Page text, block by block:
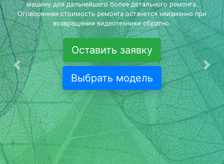
машину для дальнейшего более детального ремонта.
Оговоренная стоимость ремонта останется неизменно при
возвращении видеотехники обратно.
Оставить заявку
Выбрать модель
Предыдущая